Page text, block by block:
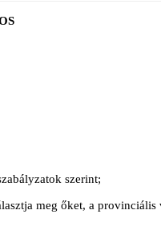
szerint;
meg őket, a